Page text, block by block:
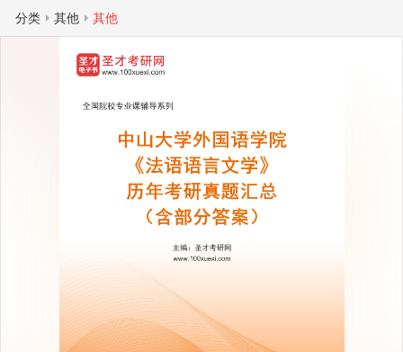
分类 其他 其他